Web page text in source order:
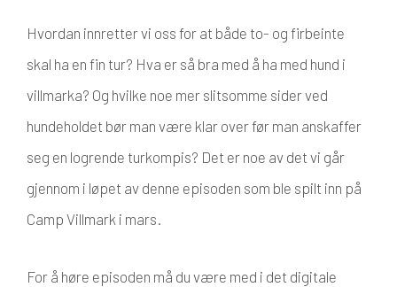
Hvordan innretter vi oss for at både to- og firbeinte
skal ha en fin tur? Hva er så bra med å ha med hund i
villmarka? Og hvilke noe mer slitsomme sider ved
hundeholdet bør man være klar over før man anskaffer
seg en logrende turkompis? Det er noe av det vi går
gjennom i løpet av denne episoden som ble spilt inn på
Camp Villmark i mars.
For å høre episoden må du være med i det digitale